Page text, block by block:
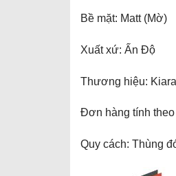
Bề mặt: Matt (Mờ)
Xuất xứ: Ấn Độ
Thương hiệu: Kiara
Đơn hàng tính theo
Quy cách: Thùng